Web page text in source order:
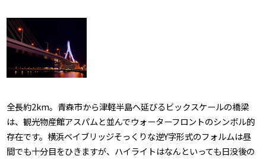
全長約2km。青森市から津軽半島へ延びるビックスケールの橋梁
は、観光物産館アスパムと並んでウォーターフロントのシンボル的
存在です。横浜ベイブリッジそっくりな逆Y字形式のフォルムは昼
間でも十分目をひきますが、ハイライトはなんといっても日没後の